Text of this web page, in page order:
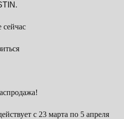
.
сейчас
с 23 марта по 5 апреля